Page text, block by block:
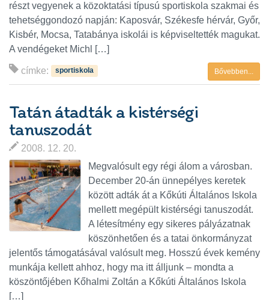
részt vegyenek a közoktatási típusú sportiskola szakmai és
tehetséggondozó napján: Kaposvár, Székesfe hérvár, Győr,
Kisbér, Mocsa, Tatabánya iskolái is képviseltették magukat.
A vendégeket Michl […]
címke: Bővebben...
sportiskola
Tatán átadták a kistérségi
tanuszodát
2008. 12. 20.
Megvalósult egy régi álom a városban.
December 20-án ünnepélyes keretek
között adták át a Kőkúti Általános Iskola
mellett megépült kistérségi tanuszodát.
A létesítmény egy sikeres pályázatnak
köszönhetően és a tatai önkormányzat
jelentős támogatásával valósult meg. Hosszú évek kemény
munkája kellett ahhoz, hogy ma itt álljunk – mondta a
köszöntőjében Kőhalmi Zoltán a Kőkúti Általános Iskola
[…]